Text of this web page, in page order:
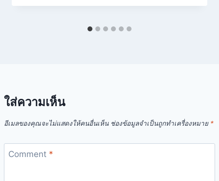
ใส่ความเห็น
อีเมลของคุณจะไม่แสดงให้คนอื่นเห็น ช่องข้อมูลจำเป็นถูกทำเครื่องหมาย *
Comment *